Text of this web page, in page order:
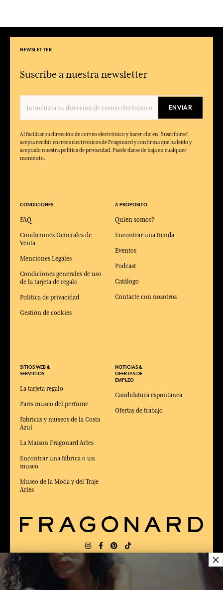
NEWSLETTER
Suscríbe a nuestra newsletter
ENVIAR
Al facilitar su dirección de correo electrónico y hacer clic en 'Suscribirse',
acepta recibir correos electrónicos de Fragonard y confirma que ha leído y
aceptado nuestra política de privacidad. Puede darse de baja en cualquier
momento.
CONDICIONES
FAQ
Condiciones Generales de
Venta
Menciones Legales
Condiciones generales de uso
de la tarjeta de regalo
Política de privacidad
Gestión de cookies
SITIOS WEB &
SERVICIOS
La tarjeta regalo
Paris museo del perfume
Fabricas y museos de la Costa
Azul
La Maison Fragonard Arles
Encontrar una fábrica o un
museo
Museo de la Moda y del Traje
Arles
A PROPOSITO
Quien somos?
Encontrar una tienda
Eventos
Podcast
Catálogo
Contacte con nosotros
NOTICIAS &
OFERTAS DE
EMPLEO
Candidatura espontánea
Ofertas de trabajo
ENTREGA: FR
×